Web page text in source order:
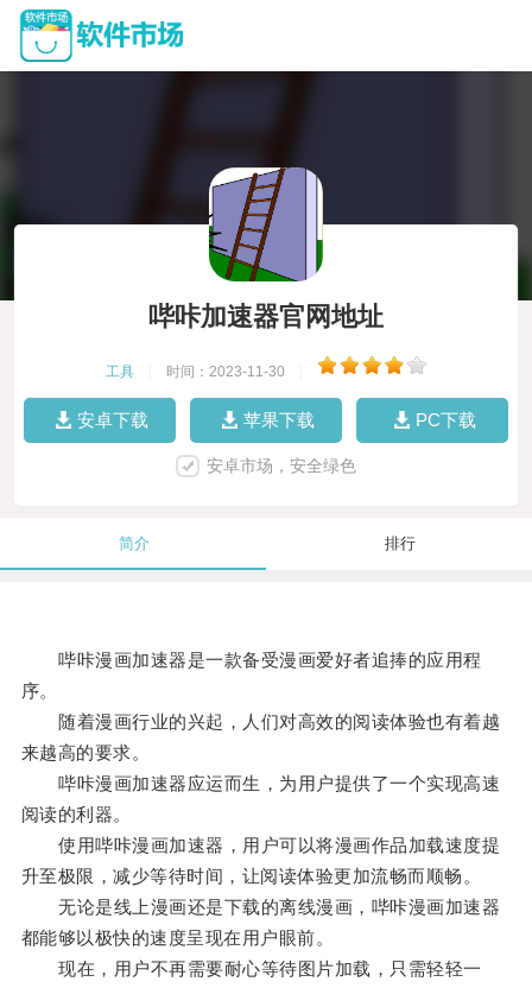
哔咔加速器官网地址
工具 时间：2023-11-30
安卓下载 苹果下载 PC下载
安卓市场，安全绿色
简介 排行
哔咔漫画加速器是一款备受漫画爱好者追捧的应用程
序。
随着漫画行业的兴起，人们对高效的阅读体验也有着越
来越高的要求。
哔咔漫画加速器应运而生，为用户提供了一个实现高速
阅读的利器。
使用哔咔漫画加速器，用户可以将漫画作品加载速度提
升至极限，减少等待时间，让阅读体验更加流畅而顺畅。
无论是线上漫画还是下载的离线漫画，哔咔漫画加速器
都能够以极快的速度呈现在用户眼前。
现在，用户不再需要耐心等待图片加载，只需轻轻一